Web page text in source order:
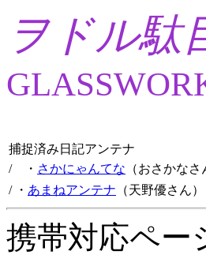
ヲドル駄
捕捉済み日記アンテナ
/ ・ さかにゃんてな （おさかなさ
/ ・ あまねアンテナ （天野優さん）
携帯対応ペー